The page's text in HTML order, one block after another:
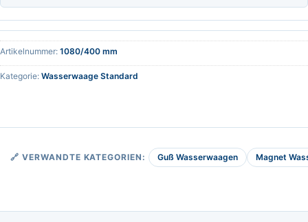
Artikelnummer: 1080/400 mm
Kategorie: Wasserwaage Standard
🔗 VERWANDTE KATEGORIEN: Guß Wasserwaagen Magnet